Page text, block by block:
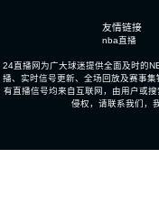
友情链接
nba直播
24直播网为广大球迷提供全面及时的
播、实时信号更新、全场回放及赛事
有直播信号均来自互联网，由用户或
侵权，请联系我们，